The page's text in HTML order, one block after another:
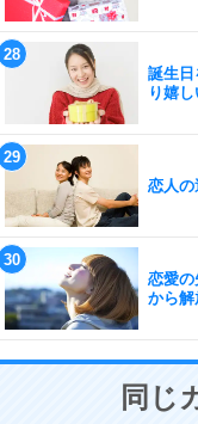
誕生日
り嬉し
恋人の
恋愛の
から解
同じ